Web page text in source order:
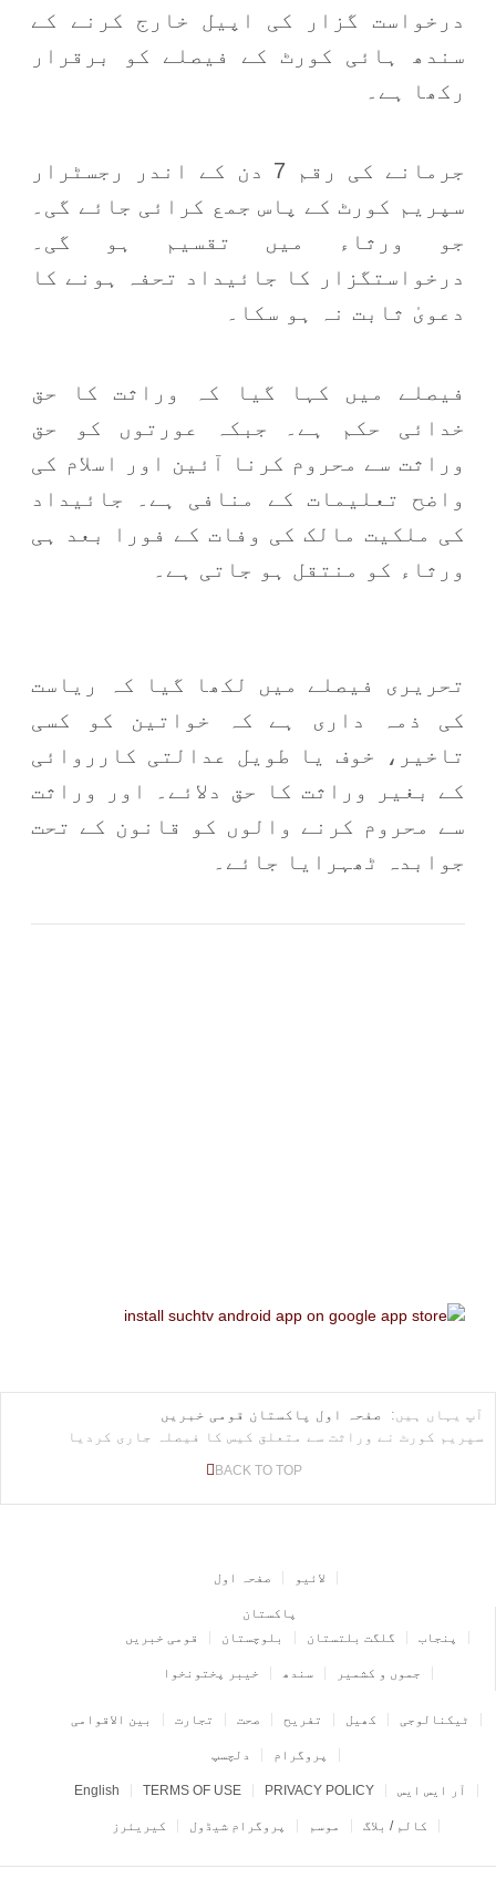
درخواست گزار کی اپیل خارج کرنے کے
سندھ ہائی کورٹ کے فیصلے کو برقرار
رکھا ہے۔
جرمانے کی رقم 7 دن کے اندر رجسٹرار
سپریم کورٹ کے پاس جمع کرائی جائے گی۔
جو ورثاء میں تقسیم ہو گی۔
درخواستگزار کا جائیداد تحفہ ہونے کا
دعویٰ ثابت نہ ہو سکا۔
فیصلے میں کہا گیا کہ وراثت کا حق
خدائی حکم ہے۔ جبکہ عورتوں کو حق
وراثت سے محروم کرنا آئین اور اسلام کی
واضح تعلیمات کے منافی ہے۔ جائیداد
کی ملکیت مالک کی وفات کے فورا بعد ہی
ورثاء کو منتقل ہو جاتی ہے۔
تحریری فیصلے میں لکھا گیا کہ ریاست
کی ذمہ داری ہے کہ خواتین کو کسی
تاخیر، خوف یا طویل عدالتی کارروائی
کے بغیر وراثت کا حق دلائے۔ اور وراثت
سے محروم کرنے والوں کو قانون کے تحت
جوابدہ ٹھہرایا جائے۔
آپ یہاں ہیں: صفحہ اول پاکستان
قومی خبریں
سپریم کورٹ نے وراثت سے متعلق کیس کا فیصلہ جاری کردیا
BACK TO TOP
صفحہ اول لائیو
پاکستان
قومی خبریں
بلوچستان گلگت بلتستان پنجاب
خیبر پختونخوا سندھ جموں و کشمیر
بین الاقوامی تجارت صحت تفریح کھیل ٹیکنالوجی
دلچسپ پروگرام
English TERMS OF USE PRIVACY POLICY آر ایس ایس
کیریئرز پروگرام شیڈول موسم کالم / بلاگ